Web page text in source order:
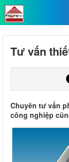
Tư vấn
Chuyên tư vấn
công nghiệp